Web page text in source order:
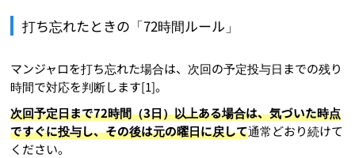
打ち忘れたときの「72時間ルール」
マンジャロを打ち忘れた場合は、次回の予定投与日までの残り
時間で対応を判断します[1]。
次回予定日まで72時間（3日）以上ある場合は、気づいた時点
ですぐに投与し、その後は元の曜日に戻して通常どおり続けて
ください。